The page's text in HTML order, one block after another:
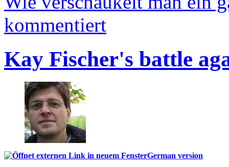
kommentiert
Kay Fischer's battle
German version